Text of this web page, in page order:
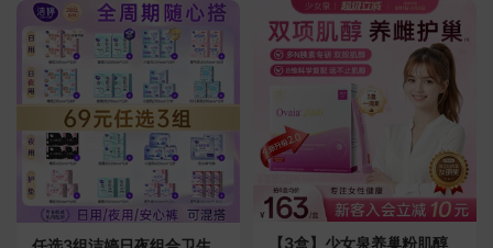
【3盒】少女泉养巢粉肌醇